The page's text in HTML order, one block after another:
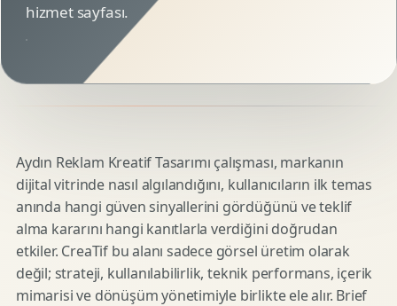
hizmet sayfası.
Aydın Reklam Kreatif Tasarımı çalışması, markanın
dijital vitrinde nasıl algılandığını, kullanıcıların ilk temas
anında hangi güven sinyallerini gördüğünü ve teklif
alma kararını hangi kanıtlarla verdiğini doğrudan
etkiler. CreaTif bu alanı sadece görsel üretim olarak
değil; strateji, kullanılabilirlik, teknik performans, içerik
mimarisi ve dönüşüm yönetimiyle birlikte ele alır. Brief